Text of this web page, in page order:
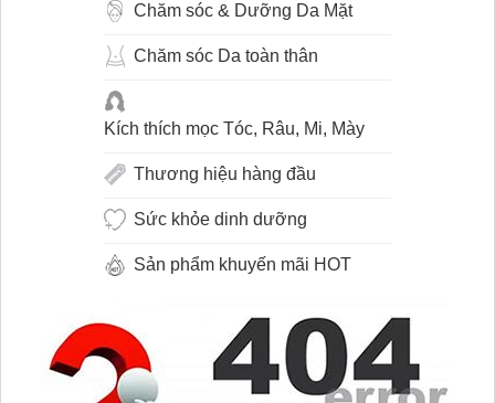
Chăm sóc & Dưỡng Da Mặt
Chăm sóc Da toàn thân
Kích thích mọc Tóc, Râu, Mi, Mày
Thương hiệu hàng đầu
Sức khỏe dinh dưỡng
Sản phẩm khuyến mãi HOT